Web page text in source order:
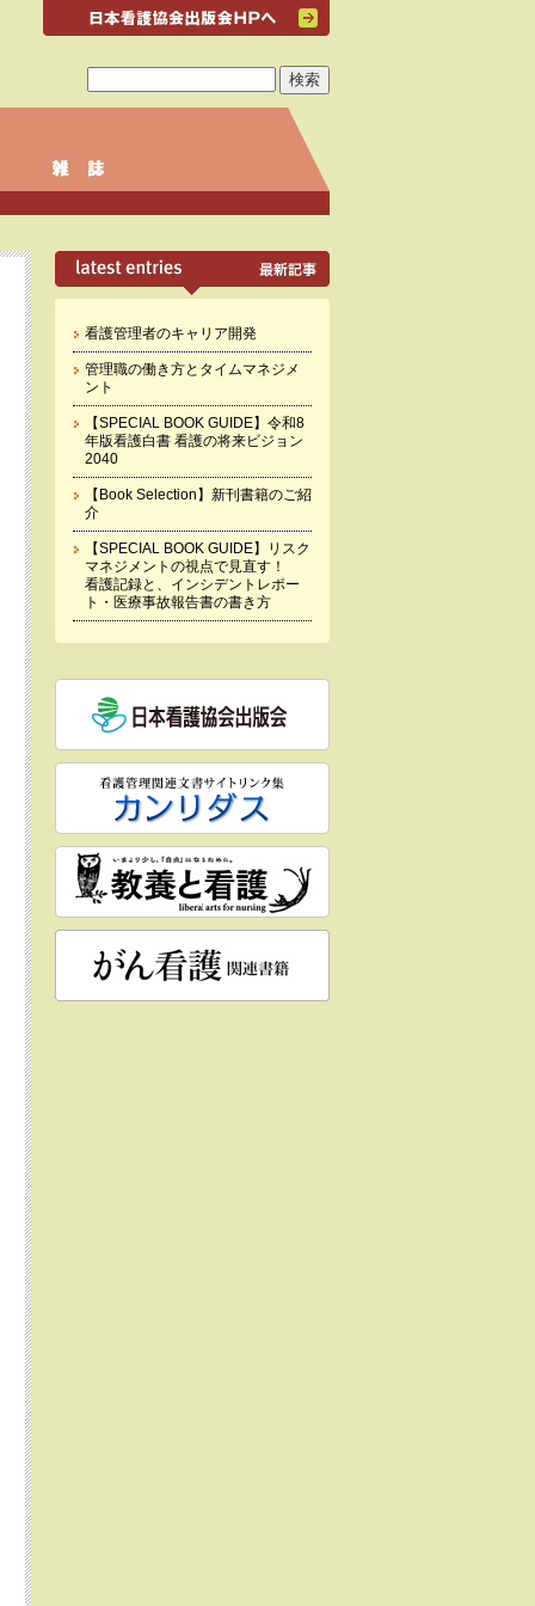
看護管理者のキャリア開発
管理職の働き方とタイムマネジメ
ント
【SPECIAL BOOK GUIDE】令和8
年版看護白書 看護の将来ビジョン
2040
【Book Selection】新刊書籍のご紹
介
【SPECIAL BOOK GUIDE】リスク
マネジメントの視点で見直す！
看護記録と、インシデントレポー
ト・医療事故報告書の書き方